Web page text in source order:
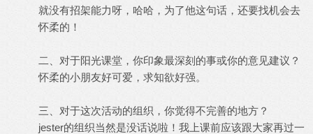
就没有招架能力呀，哈哈，为了他这句话，还要找机会去
怀柔的！
二、对于阳光课堂，你印象最深刻的事或你的意见建议？
怀柔的小朋友好可爱，求知欲好强。
三、对于这次活动的组织，你觉得不完善的地方？
jester的组织当然是没话说啦！我上课前应该跟大家再过一